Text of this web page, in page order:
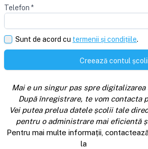
Telefon *
Sunt de acord cu termenii și condițiile.
Creează contul școlii
Mai e un singur pas spre
După înregistrare, te vom contacta
Vei putea prelua datele școlii tale
pentru o administrare mai eficientă
Pentru mai multe informații,
la